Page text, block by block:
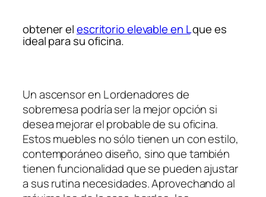
obtener elescritorio elevable en Lque es
ideal para su oficina.
Un ascensor en L ordenadores de
sobremesa podría ser la mejor opción si
desea mejorar el probable de su oficina.
Estos muebles no sólo tienen un con estilo,
contemporáneo diseño, sino que también
tienen funcionalidad que se pueden ajustar
a sus rutina necesidades. Aprovechando al